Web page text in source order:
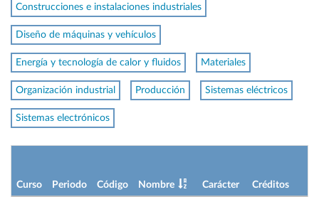
Construcciones e instalaciones industriales
Diseño de máquinas y vehículos
Energía y tecnología de calor y fluidos Materiales
Organización industrial Producción Sistemas eléctricos
Sistemas electrónicos
Curso Periodo Código Nombre Carácter Créditos